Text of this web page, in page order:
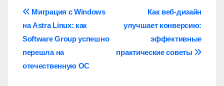
Навигация
по
записям
Как веб-дизайн
улучшает конверсию:
эффективные
практические советы
Миграция с Windows
на Astra Linux: как
Software Group успешно
перешла на
отечественную ОС